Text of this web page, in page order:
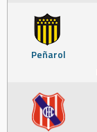
Peñarol